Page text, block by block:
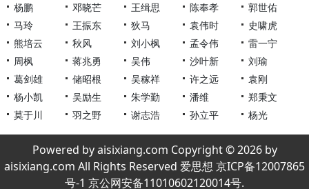
杨鹏
邓晓芒 王缉思 陈奉孝
郭世佑
马玲
王振东 狄马 袁伟时
史啸虎
熊培云
秋风 刘小枫 孟令伟
雷一宁
周枫
蒋兆勇 吴伟 沙叶新
刘瑜
葛剑雄
储昭根 吴稼祥 许之远
袁刚
杨小凯
吴励生 朱学勤 潘维
郑秉文
莫于川
羽之野 谢志浩 孙立平 杨光
Powered by aisixiang.com Copyright © 2026 by
aisixiang.com All Rights Reserved 爱思想 京ICP备12007865
号-1 京公网安备11010602120014号.